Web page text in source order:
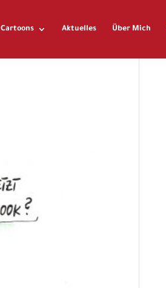
Cartoons Aktuelles Über Mich